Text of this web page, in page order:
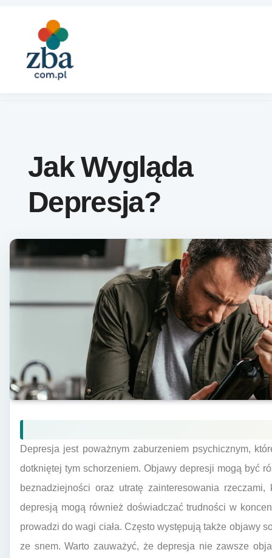
Jak Wygląda
Depresja?
Depresja jest poważnym zaburzeniem psychicznym,
dotkniętej tym schorzeniem. Objawy depresji mogą być
beznadziejności oraz utratę zainteresowania
depresją mogą również doświadczać trudności w
prowadzi do wagi ciała. Często występują także objawy
ze snem. Warto zauważyć, że depresja nie zawsze